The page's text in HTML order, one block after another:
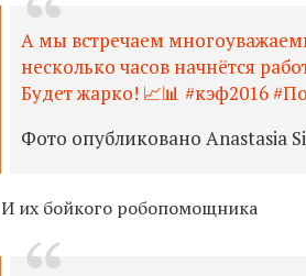
А мы встречаем
несколько часов начнётся
Будет жарко! 📈📊 #кэф2016
Фото опубликовано Anastasia
И их бойкого робопомощника